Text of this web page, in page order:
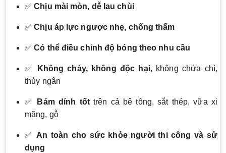
✅Chịu mài mòn, dễ lau chùi
✅Chịu áp lực ngược nhẹ, chống thấm
✅Có thể điều chỉnh độ bóng theo nhu cầu
✅ Không cháy, không độc hại, không chứa chì,
thủy ngân
✅ Bám dính tốttrên cả bê tông, sắt thép, vữa xi
măng, gỗ
✅ An toàn cho sức khỏe người thi công và sử
dụng